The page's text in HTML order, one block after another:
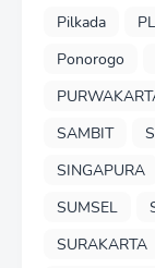
Pilkada
Ponorogo
SAMBIT
SINGAPURA
SUMSEL
SURAKARTA